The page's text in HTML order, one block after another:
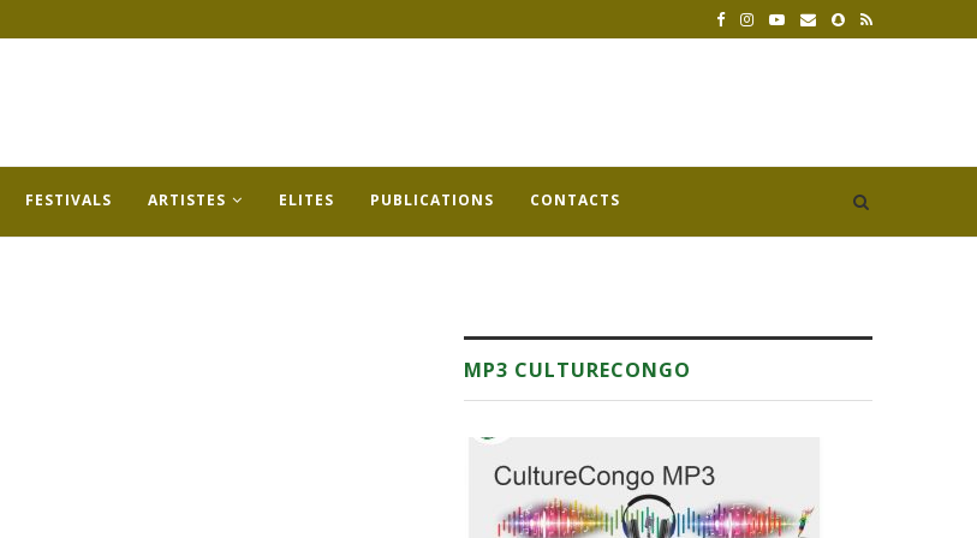
FESTIVALS ARTISTES ELITES PUBLICATIONS CONTACTS
MP3 CULTURECONGO